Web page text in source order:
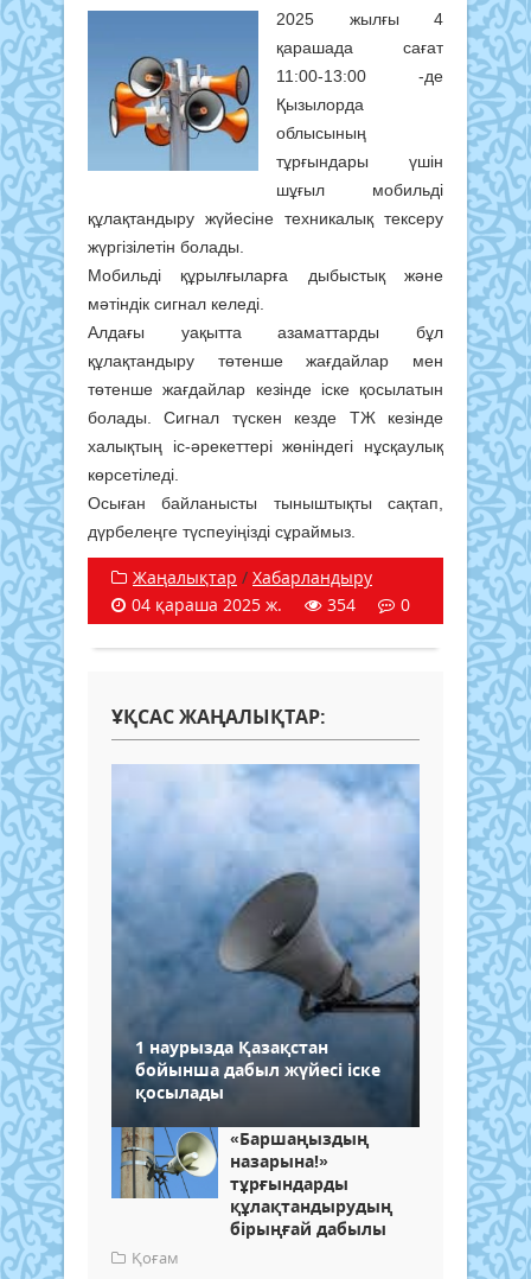
2025 жылғы 4
қарашада сағат
11:00-13:00 -де
Қызылорда
облысының
тұрғындары үшін
шұғыл мобильді
құлақтандыру жүйесіне техникалық тексеру
жүргізілетін болады.
Мобильді құрылғыларға дыбыстық және
мәтіндік сигнал келеді.
Алдағы уақытта азаматтарды бұл
құлақтандыру төтенше жағдайлар мен
төтенше жағдайлар кезінде іске қосылатын
болады. Сигнал түскен кезде ТЖ кезінде
халықтың іс-әрекеттері жөніндегі нұсқаулық
көрсетіледі.
Осыған байланысты тыныштықты сақтап,
дүрбелеңге түспеуіңізді сұраймыз.
Жаңалықтар / Хабарландыру
04 қараша 2025 ж.
354 0
ҰҚСАС ЖАҢАЛЫҚТАР:
1 наурызда Қазақстан
бойынша дабыл жүйесі іске
қосылады
«Баршаңыздың
назарына!»
тұрғындарды
құлақтандырудың
бірыңғай дабылы
Қоғам